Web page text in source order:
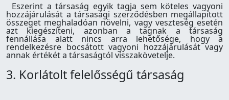
Eszerint a társaság egyik tagja sem köteles vagyoni
hozzájárulását a társasági szerződésben megállapított
összeget meghaladóan növelni, vagy veszteség esetén
azt kiegészíteni, azonban a tagnak a társaság
fennállása alatt nincs arra lehetősége, hogy a
rendelkezésre bocsátott vagyoni hozzájárulását vagy
annak értékét a társaságtól visszakövetelje.
3. Korlátolt felelősségű társaság